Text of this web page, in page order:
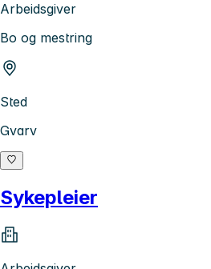
Arbeidsgiver
Bo og mestring
Sted
Gvarv
Sykepleier